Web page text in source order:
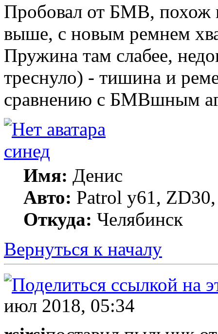
Пробовал от БМВ, похож
выше, с новым ремнем
Пружина там слабее,
треснуло) - тишина и
сравнению с БМВшным
синед
Имя: Денис
Авто: Patrol y61,
Откуда: Челябинск
Вернуться к началу
июл 2018, 05:34